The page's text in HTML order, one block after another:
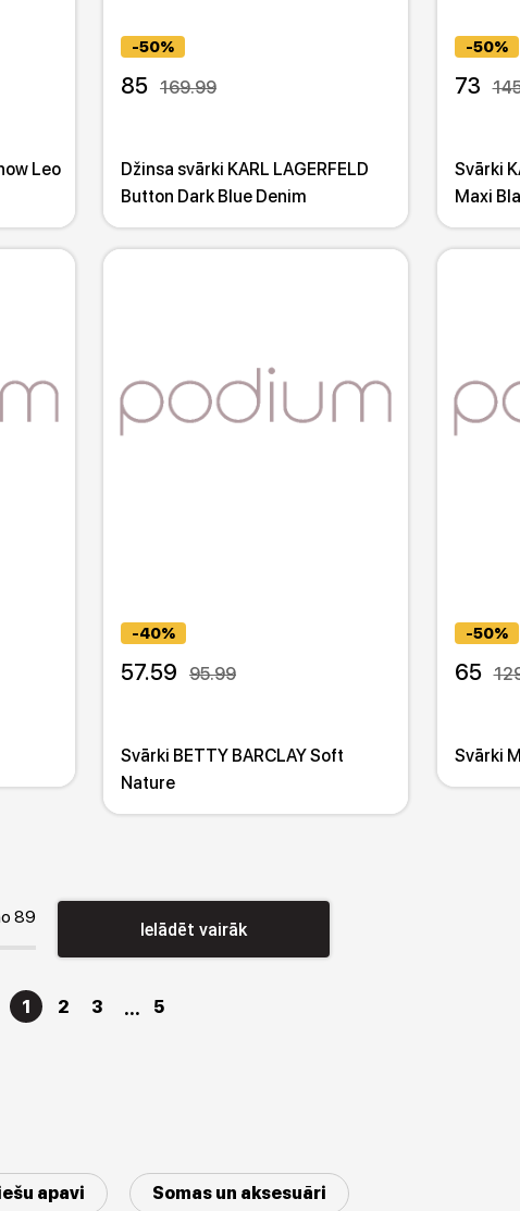
Leo
-50%
85 169.99
Džinsa svārki KARL LAGERFELD
Button Dark Blue Denim
-50%
73
Svārki
Maxi
-40%
57.59 95.99
Svārki BETTY BARCLAY Soft
Nature
-50%
65
Svārki
89
Ielādēt vairāk
1 2 3 5
apavi Somas un aksesuāri